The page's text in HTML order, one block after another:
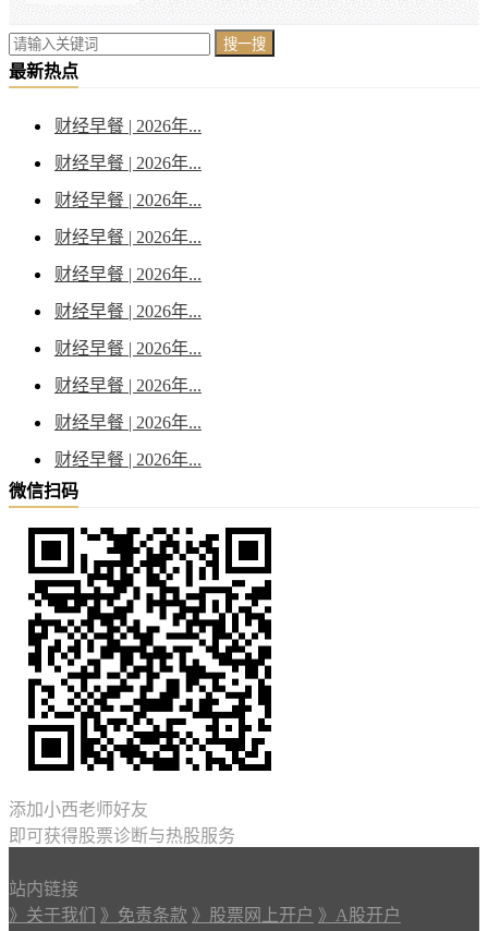
搜一搜
最新热点
财经早餐 | 2026年...
财经早餐 | 2026年...
财经早餐 | 2026年...
财经早餐 | 2026年...
财经早餐 | 2026年...
财经早餐 | 2026年...
财经早餐 | 2026年...
财经早餐 | 2026年...
财经早餐 | 2026年...
财经早餐 | 2026年...
微信扫码
添加小西老师好友
即可获得股票诊断与热股服务
站内链接
》关于我们
》免责条款 》股票网上开户 》A股开户